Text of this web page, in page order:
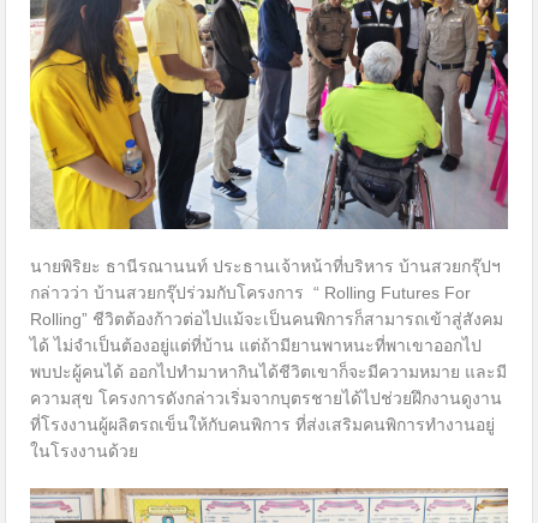
นายพิริยะ ธานีรณานนท์ ประธานเจ้าหน้าที่บริหาร บ้านสวยกรุ๊ปฯ
กล่าวว่า บ้านสวยกรุ๊ปร่วมกับโครงการ “ Rolling Futures For
Rolling” ชีวิตต้องก้าวต่อไปแม้จะเป็นคนพิการก็สามารถเข้าสู่สังคม
ได้ ไม่จำเป็นต้องอยู่แต่ที่บ้าน แต่ถ้ามียานพาหนะที่พาเขาออกไป
พบปะผู้คนได้ ออกไปทำมาหากินได้ชีวิตเขาก็จะมีความหมาย และมี
ความสุข โครงการดังกล่าวเริ่มจากบุตรชายได้ไปช่วยฝึกงานดูงาน
ที่โรงงานผู้ผลิตรถเข็นให้กับคนพิการ ที่ส่งเสริมคนพิการทำงานอยู่
ในโรงงานด้วย